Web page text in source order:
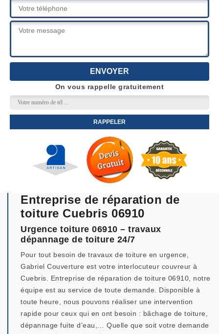
On vous rappelle gratuitement
Entreprise de réparation de
toiture Cuebris 06910
Urgence toiture 06910 – travaux
dépannage de toiture 24/7
Pour tout besoin de travaux de toiture en urgence,
Gabriel Couverture est votre interlocuteur couvreur à
Cuebris. Entreprise de réparation de toiture 06910, notre
équipe est au service de toute demande. Disponible à
toute heure, nous pouvons réaliser une intervention
rapide pour ceux qui en ont besoin : bâchage de toiture,
dépannage fuite d’eau,… Quelle que soit votre demande